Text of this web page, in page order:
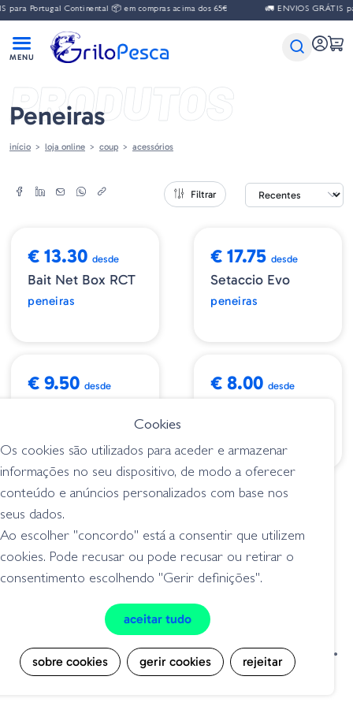
para Portugal Continental 📦 em compras acima dos 65€ 🚛 ENVIOS GRÁTIS
PRODUTOS
Peneiras
início loja online coup acessórios
Filtrar
€ 13.30 desde
Bait Net Box RCT
peneiras
€ 17.75 desde
Setaccio Evo
peneiras
€ 9.50 desde € 8.00 desde
€ 12.80
Peneira Tubertini
peneiras
condições de venda
livro de reclamações
privacidade
cookies
Cookies
Os cookies são utilizados para aceder e armazenar
informações no seu dispositivo, de modo a oferecer
conteúdo e anúncios personalizados com base nos
seus dados.
Ao escolher "concordo" está a consentir que utilizem
cookies. Pode recusar ou pode recusar ou retirar o
consentimento escolhendo "Gerir definições".
aceitar tudo
sobre cookies gerir cookies rejeitar